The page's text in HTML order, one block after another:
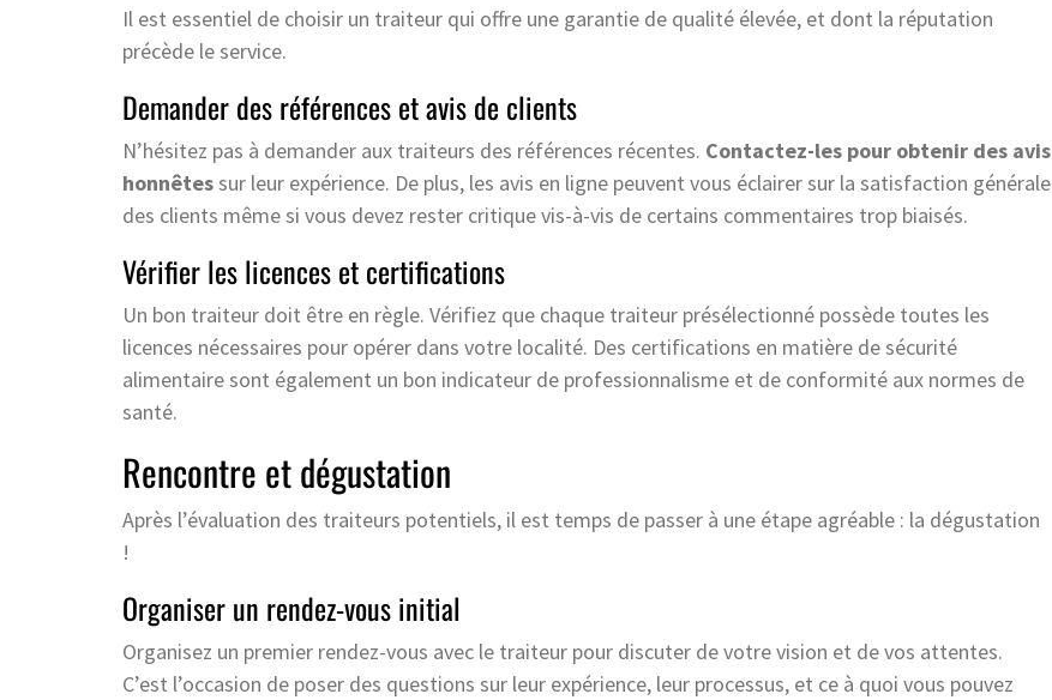
Il est essentiel de choisir un traiteur qui offre une garantie de qualité élevée, et dont la réputation
précède le service.
Demander des références et avis de clients
N’hésitez pas à demander aux traiteurs des références récentes. Contactez-les pour obtenir des avis
honnêtessur leur expérience. De plus, les avis en ligne peuvent vous éclairer sur la satisfaction générale
des clients même si vous devez rester critique vis-à-vis de certains commentaires trop biaisés.
Vérifier les licences et certifications
Un bon traiteur doit être en règle. Vérifiez que chaque traiteur présélectionné possède toutes les
licences nécessaires pour opérer dans votre localité. Des certifications en matière de sécurité
alimentaire sont également un bon indicateur de professionnalisme et de conformité aux normes de
santé.
Rencontre et dégustation
Après l’évaluation des traiteurs potentiels, il est temps de passer à une étape agréable : la dégustation
!
Organiser un rendez-vous initial
Organisez un premier rendez-vous avec le traiteur pour discuter de votre vision et de vos attentes.
C’est l’occasion de poser des questions sur leur expérience, leur processus, et ce à quoi vous pouvez